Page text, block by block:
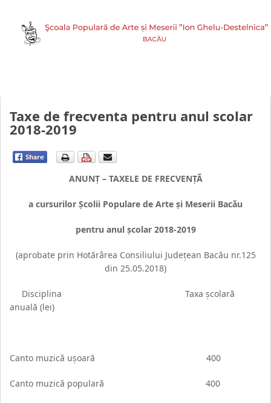
Taxe de frecventa pentru anul scolar
2018-2019
ANUNŢ – TAXELE DE FRECVENŢĂ
a cursurilor Şcolii Populare de Arte şi Meserii Bacău
pentru anul şcolar 2018-2019
(aprobate prin Hotărârea Consiliului Judeţean Bacău nr.125
din 25.05.2018)
Disciplina Taxa şcolară
anuală (lei)
Canto muzică uşoară 400
Canto muzică populară 400